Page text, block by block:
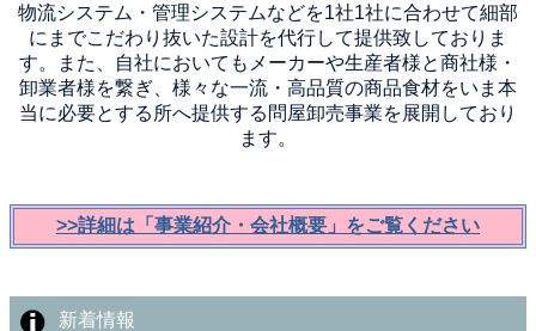
物流システム・管理システムなどを1社1社に合わせて細部
にまでこだわり抜いた設計を代行して提供致しておりま
す。また、自社においてもメーカーや生産者様と商社様・
卸業者様を繋ぎ、様々な一流・高品質の商品食材をいま本
当に必要とする所へ提供する問屋卸売事業を展開しており
ます。
>>詳細は「事業紹介・会社概要」をご覧ください
新着情報